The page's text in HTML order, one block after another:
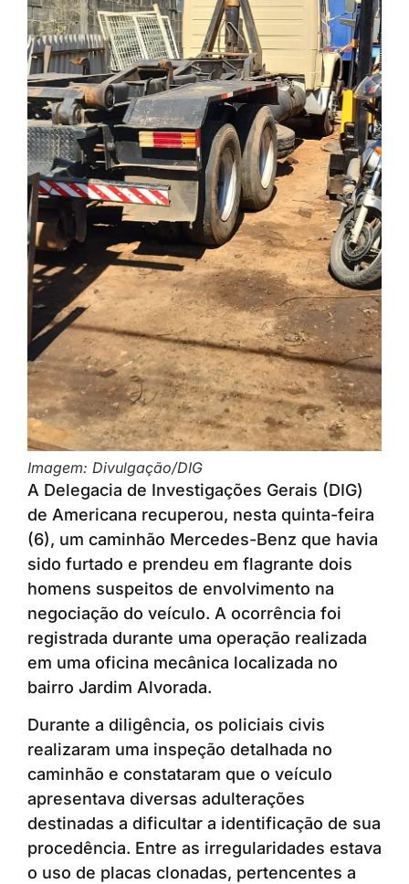
Imagem: Divulgação/DIG
A Delegacia de Investigações Gerais (DIG)
de Americana recuperou, nesta quinta-feira
(6), um caminhão Mercedes-Benz que havia
sido furtado e prendeu em flagrante dois
homens suspeitos de envolvimento na
negociação do veículo. A ocorrência foi
registrada durante uma operação realizada
em uma oficina mecânica localizada no
bairro Jardim Alvorada.
Durante a diligência, os policiais civis
realizaram uma inspeção detalhada no
caminhão e constataram que o veículo
apresentava diversas adulterações
destinadas a dificultar a identificação de sua
procedência. Entre as irregularidades estava
o uso de placas clonadas, pertencentes a